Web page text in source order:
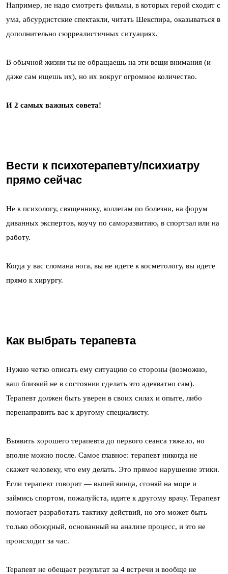
Например, не надо смотреть фильмы, в которых герой сходит с
ума, абсурдистские спектакли, читать Шекспира, оказываться в
дополнительно сюрреалистичных ситуациях.
В обычной жизни ты не обращаешь на эти вещи внимания (и
даже сам ищешь их), но их вокруг огромное количество.
И 2 самых важных совета!
Вести к психотерапевту/психиатру
прямо сейчас
Не к психологу, священнику, коллегам по болезни, на форум
диванных экспертов, коучу по саморазвитию, в спортзал или на
работу.
Когда у вас сломана нога, вы не идете к косметологу, вы идете
прямо к хирургу.
Как выбрать терапевта
Нужно четко описать ему ситуацию со стороны (возможно,
ваш близкий не в состоянии сделать это адекватно сам).
Терапевт должен быть уверен в своих силах и опыте, либо
перенаправить вас к другому специалисту.
Выявить хорошего терапевта до первого сеанса тяжело, но
вполне можно после. Самое главное: терапевт никогда не
скажет человеку, что ему делать. Это прямое нарушение этики.
Если терапевт говорит — выпей винца, сгоняй на море и
займись спортом, пожалуйста, идите к другому врачу. Терапевт
помогает разработать тактику действий, но это может быть
только обоюдный, основанный на анализе процесс, и это не
происходит за час.
Терапевт не обещает результат за 4 встречи и вообще не